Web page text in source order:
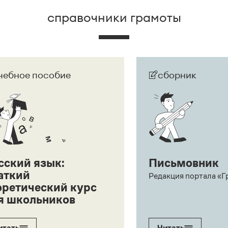
справочники грамоты
пособие
язык:
курс
школьников
сборник
Письмовник
Редакция портала